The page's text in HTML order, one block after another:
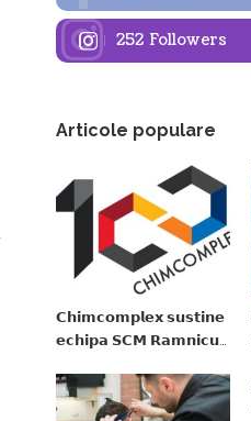
252 Followers
Articole populare
𝗖𝗵𝗶𝗺𝗰𝗼𝗺𝗽𝗹𝗲𝘅 𝘀𝘂𝘀𝘁𝗶𝗻𝗲
𝗲𝗰𝗵𝗶𝗽𝗮 𝗦𝗖𝗠 𝗥𝗮𝗺𝗻𝗶𝗰𝘂
𝗽𝗮𝗿𝘁𝗲𝗻𝗲𝗿 𝗳𝗶𝗻𝗮𝗻𝘁𝗮𝘁𝗼𝗿